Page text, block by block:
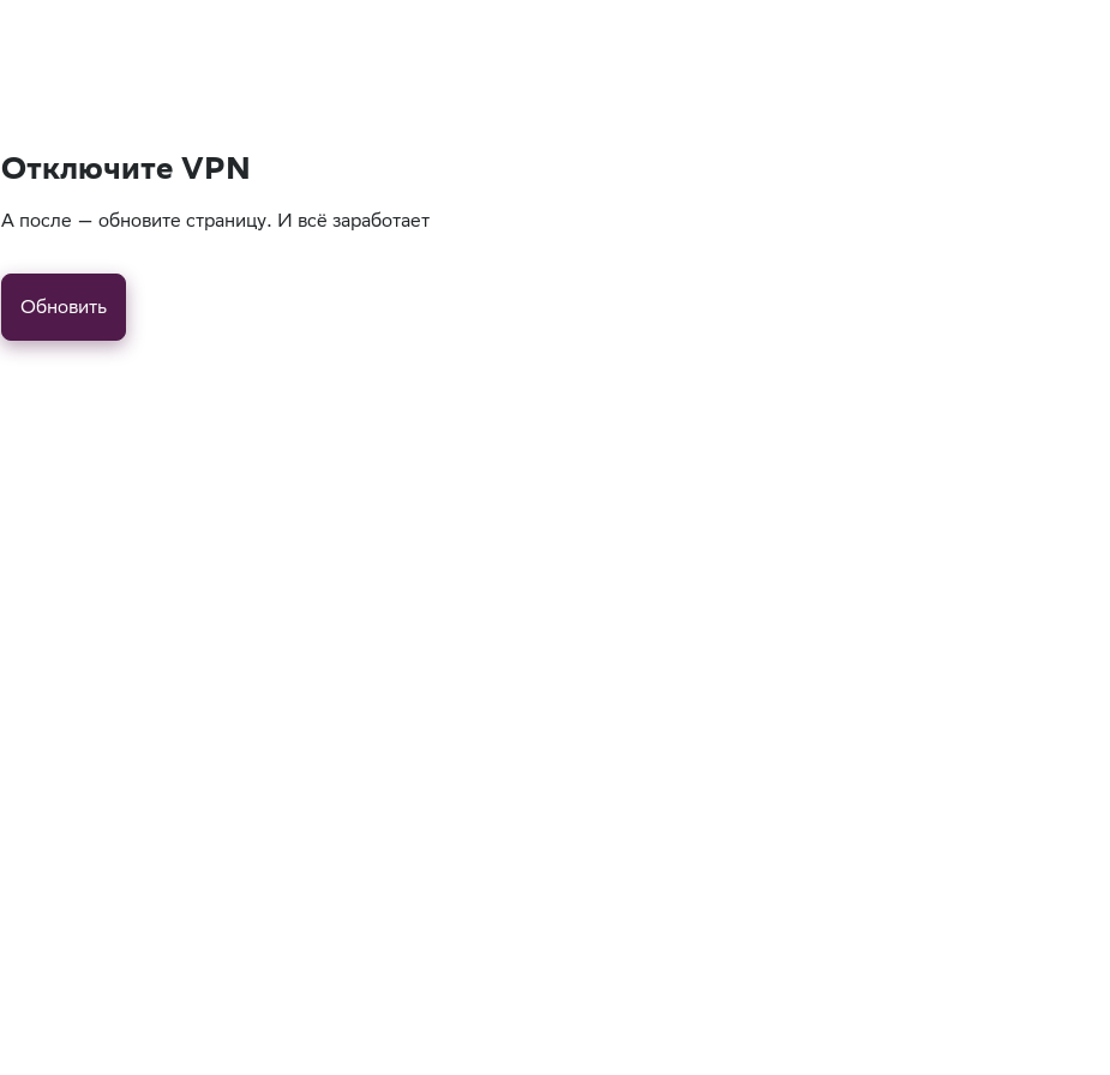
Отключите VPN
А после — обновите страницу. И всё заработает
Обновить